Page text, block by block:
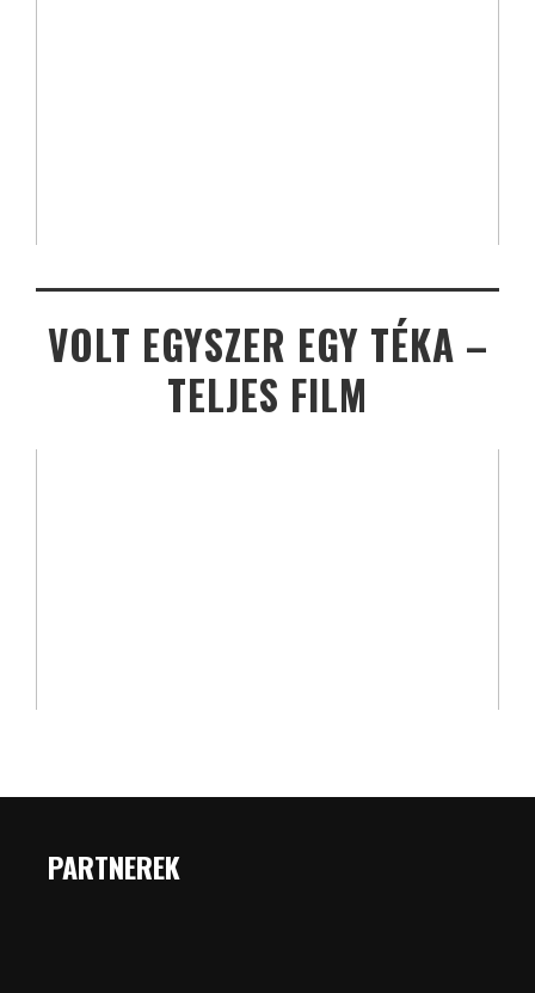
VOLT EGYSZER EGY TÉKA –
TELJES FILM
PARTNEREK